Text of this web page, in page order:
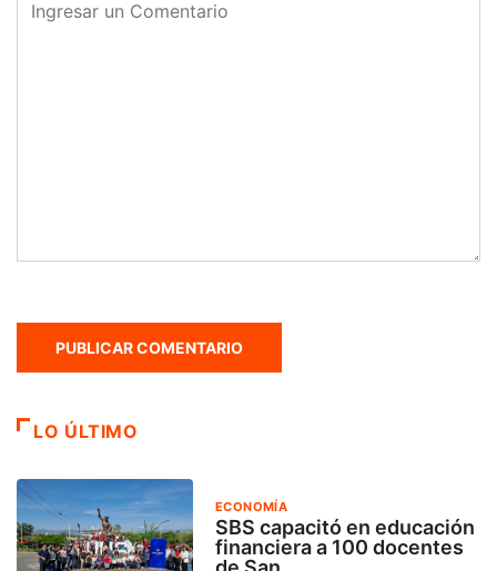
LO ÚLTIMO
ECONOMÍA
SBS capacitó en educación
financiera a 100 docentes